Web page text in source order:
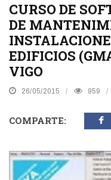
CURSO DE
DE
EDIFICIOS
VIGO
26/05/2015 959
COMPARTE: